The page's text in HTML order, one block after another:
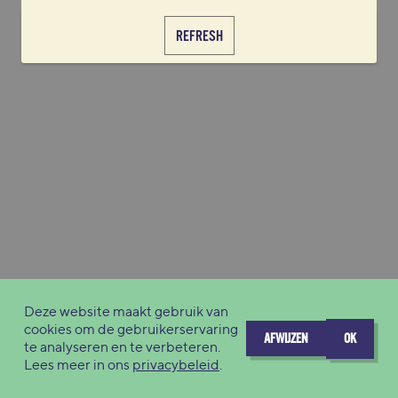
REFRESH
Deze website maakt gebruik van
cookies om de gebruikerservaring
te analyseren en te verbeteren.
Lees meer in ons privacybeleid.
AFWIJZEN OK